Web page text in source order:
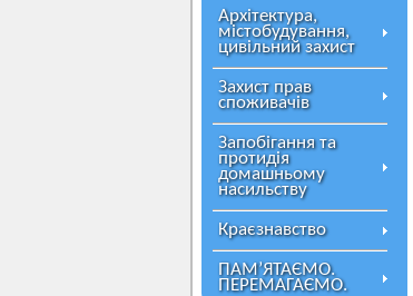
Архітектура,
містобудування,
цивільний захист
Захист прав
споживачів
Запобігання та
протидія
домашньому
насильству
Краєзнавство
ПАМ’ЯТАЄМО.
ПЕРЕМАГАЄМО.